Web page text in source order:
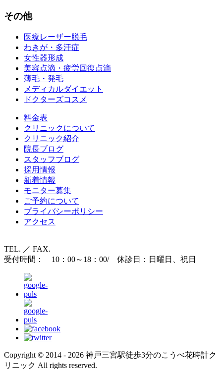
その他
医療レーザー脱毛
わきが・多汗症
女性器形成
美容点滴・疲労回復点滴
薄毛・発毛
メディカルダイエット
ドクターズコスメ
料金表
クリニックについて
クリニック紹介
院長ブログ
スタッフブログ
採用情報
新着情報
モニター募集
ご予約について
プライバシーポリシー
アクセス
TEL. ／ FAX.
受付時間： 10：00～18：00/ 休診日：日曜日、祝日
Copyright © 2014 - 2026 神戸三宮駅徒歩3分のこうべ花時計ク
リニック All rights reserved.